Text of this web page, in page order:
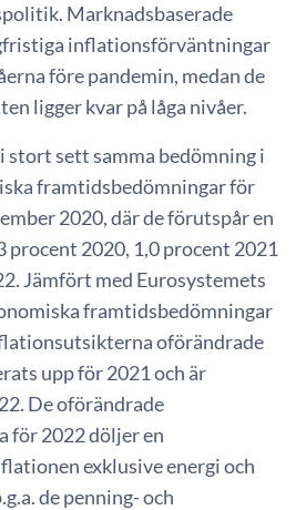
Marknadsbaserade
inflationsförväntningar
före pandemin, medan de
ligger kvar på låga nivåer.
stort sett samma bedömning i
framtidsbedömningar för
2020, där de förutspår en
procent 2020, 1,0 procent 2021
Jämfört med Eurosystemets
framtidsbedömningar
oförändrade
upp för 2021 och är
De oförändrade
för 2022 döljer en
exklusive energi och
de penning- och